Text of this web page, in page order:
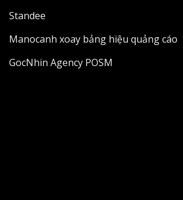
Standee
Manocanh xoay bảng hiệu quảng cáo
GocNhin Agency POSM